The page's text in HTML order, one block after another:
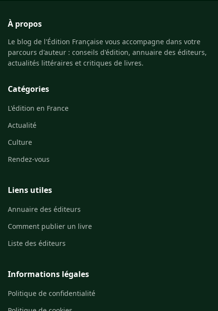
À propos
Le blog de l'Édition Française vous accompagne dans votre
parcours d'auteur : conseils d'édition, annuaire des éditeurs,
actualités littéraires et critiques de livres.
Catégories
L'édition en France
Actualité
Culture
Rendez-vous
Liens utiles
Annuaire des éditeurs
Comment publier un livre
Liste des éditeurs
Informations légales
Politique de confidentialité